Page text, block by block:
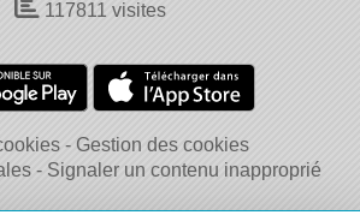
117811 visites
Gestion des cookies
Signaler un contenu inapproprié